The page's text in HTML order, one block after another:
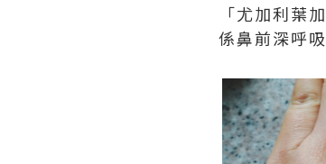
「尤加利葉
係鼻前深呼